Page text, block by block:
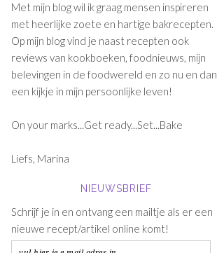
Met mijn blog wil ik graag mensen inspireren
met heerlijke zoete en hartige bakrecepten.
Op mijn blog vind je naast recepten ook
reviews van kookboeken, foodnieuws, mijn
belevingen in de foodwereld en zo nu en dan
een kijkje in mijn persoonlijke leven!
On your marks...Get ready...Set...Bake
Liefs, Marina
NIEUWSBRIEF
Schrijf je in en ontvang een mailtje als er een
nieuwe recept/artikel online komt!
vul